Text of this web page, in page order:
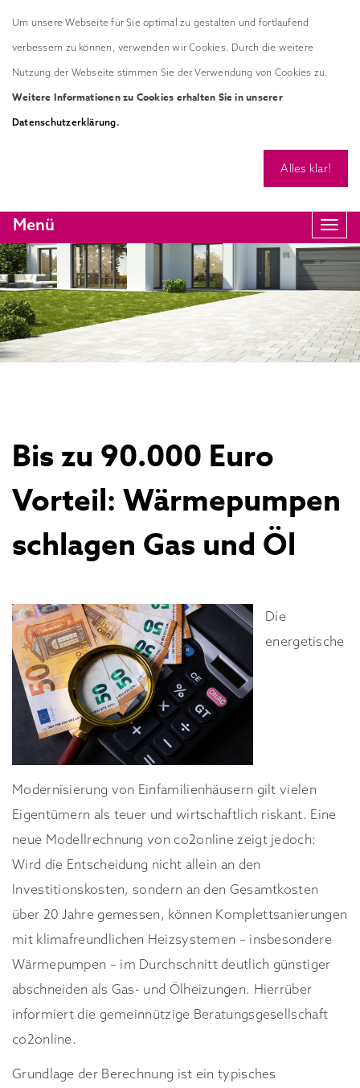
Menü
Bis zu 90.000 Euro
Vorteil: Wärmepumpen
schlagen Gas und Öl
Die
energetische
Modernisierung von Einfamilienhäusern gilt vielen
Eigentümern als teuer und wirtschaftlich riskant. Eine
neue Modellrechnung von co2online zeigt jedoch:
Wird die Entscheidung nicht allein an den
Investitionskosten, sondern an den Gesamtkosten
über 20 Jahre gemessen, können Komplettsanierungen
mit klimafreundlichen Heizsystemen – insbesondere
Wärmepumpen – im Durchschnitt deutlich günstiger
abschneiden als Gas- und Ölheizungen. Hierrüber
informiert die gemeinnützige Beratungsgesellschaft
co2online.
Grundlage der Berechnung ist ein typisches
Um unsere Webseite für Sie optimal zu gestalten und fortlaufend
verbessern zu können, verwenden wir Cookies. Durch die weitere
Nutzung der Webseite stimmen Sie der Verwendung von Cookies zu.
Weitere Informationen zu Cookies erhalten Sie in unserer
Datenschutzerklärung.
Alles klar!